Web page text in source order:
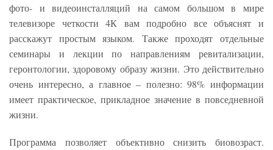
фото- и видеоинсталляций на самом большом в мире
телевизоре четкости 4К вам подробно все объяснят и
расскажут простым языком. Также проходят отдельные
семинары и лекции по направлениям ревитализации,
геронтологии, здоровому образу жизни. Это действительно
очень интересно, а главное – полезно: 98% информации
имеет практическое, прикладное значение в повседневной
жизни.
Программа позволяет объективно снизить биовозраст.